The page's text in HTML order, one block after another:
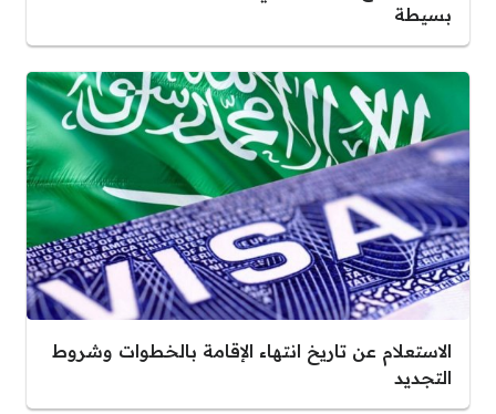
بسيطة
الاستعلام عن تاريخ انتهاء الإقامة بالخطوات وشروط
التجديد